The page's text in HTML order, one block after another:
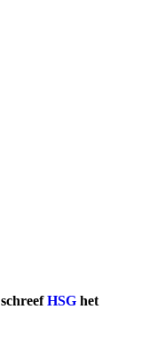
schreefHSG het